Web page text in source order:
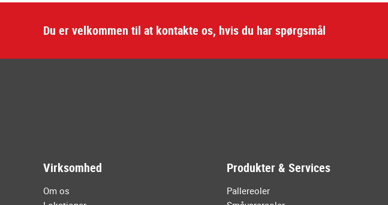
Du er velkommen til at kontakte os, hvis du har spørgsmål
Virksomhed
Om os
Produkter & Services
Pallereoler